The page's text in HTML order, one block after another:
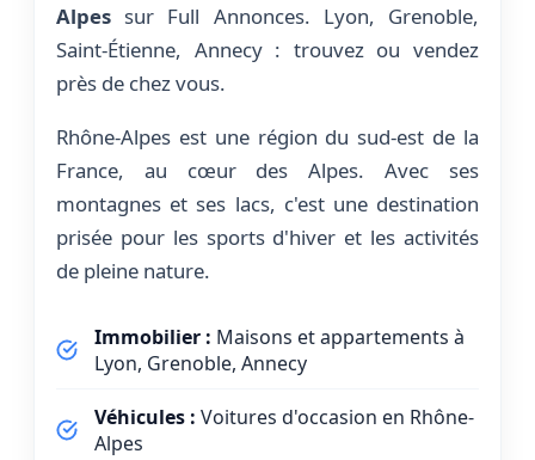
Alpes sur Full Annonces. Lyon, Grenoble,
Saint-Étienne, Annecy : trouvez ou vendez
près de chez vous.
Rhône-Alpes est une région du sud-est de la
France, au cœur des Alpes. Avec ses
montagnes et ses lacs, c'est une destination
prisée pour les sports d'hiver et les activités
de pleine nature.
Immobilier : Maisons et appartements à
Lyon, Grenoble, Annecy
Véhicules : Voitures d'occasion en Rhône-
Alpes